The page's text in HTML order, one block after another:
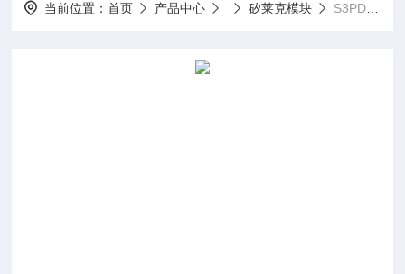
当前位置：首页 产品中心 矽莱克模块 S3PDB25N12 S3PDB25N14S3PDB25N08 矽莱克整流桥模块